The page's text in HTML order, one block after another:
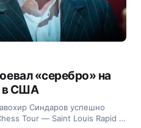
«серебро» на
в США
Синдаров успешно
Tour — Saint Louis Rapid &